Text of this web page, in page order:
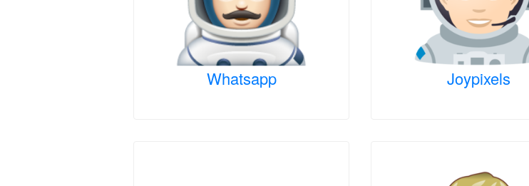
Whatsapp Joypixels